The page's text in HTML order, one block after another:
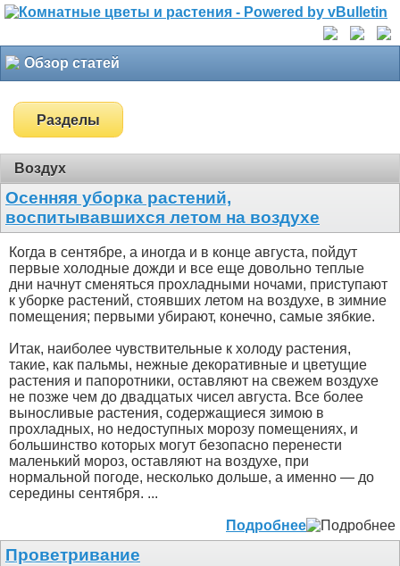
Обзор статей
Разделы
Воздух
Осенняя уборка растений,
воспитывавшихся летом на воздухе
Когда в сентябре, а иногда и в конце августа, пойдут
первые холодные дожди и все еще довольно теплые
дни начнут сменяться прохладными ночами, приступают
к уборке растений, стоявших летом на воздухе, в зимние
помещения; первыми убирают, конечно, самые зябкие.
Итак, наиболее чувствительные к холоду растения,
такие, как пальмы, нежные декоративные и цветущие
растения и папоротники, оставляют на свежем воздухе
не позже чем до двадцатых чисел августа. Все более
выносливые растения, содержащиеся зимою в
прохладных, но недоступных морозу помещениях, и
большинство которых могут безопасно перенести
маленький мороз, оставляют на воздухе, при
нормальной погоде, несколько дольше, а именно — до
середины сентября. ...
Подробнее
Проветривание